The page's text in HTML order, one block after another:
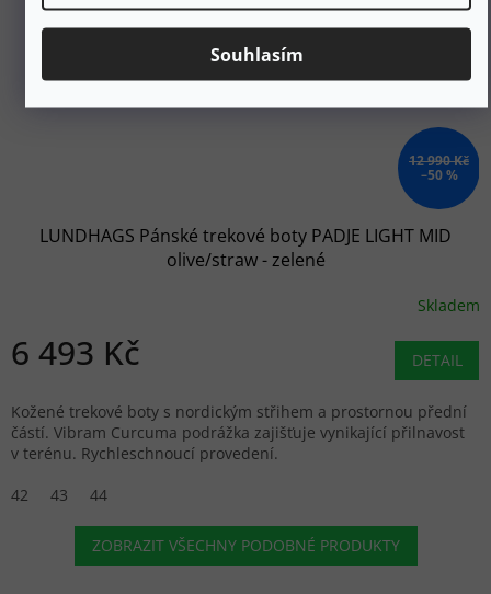
Souhlasím
12 990 Kč
–50 %
LUNDHAGS Pánské trekové boty PADJE LIGHT MID
olive/straw - zelené
Skladem
6 493 Kč DETAIL
Kožené trekové boty s nordickým střihem a prostornou přední
částí. Vibram Curcuma podrážka zajišťuje vynikající přilnavost
v terénu. Rychleschnoucí provedení.
42
43 44
ZOBRAZIT VŠECHNY PODOBNÉ PRODUKTY